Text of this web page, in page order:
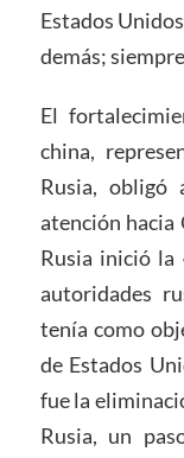
Estados
demás;
El
china,
Rusia, obligó
atención hacia
Rusia inició la
autoridades
tenía como
de Estados
fue la
Rusia, un